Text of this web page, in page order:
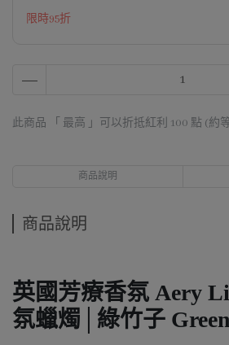
限時95折
此商品 「 最高 」可以折抵紅利 100 點 (約
商品說明
商品說明
英國芳療香氛 Aery
氛蠟燭│綠竹子